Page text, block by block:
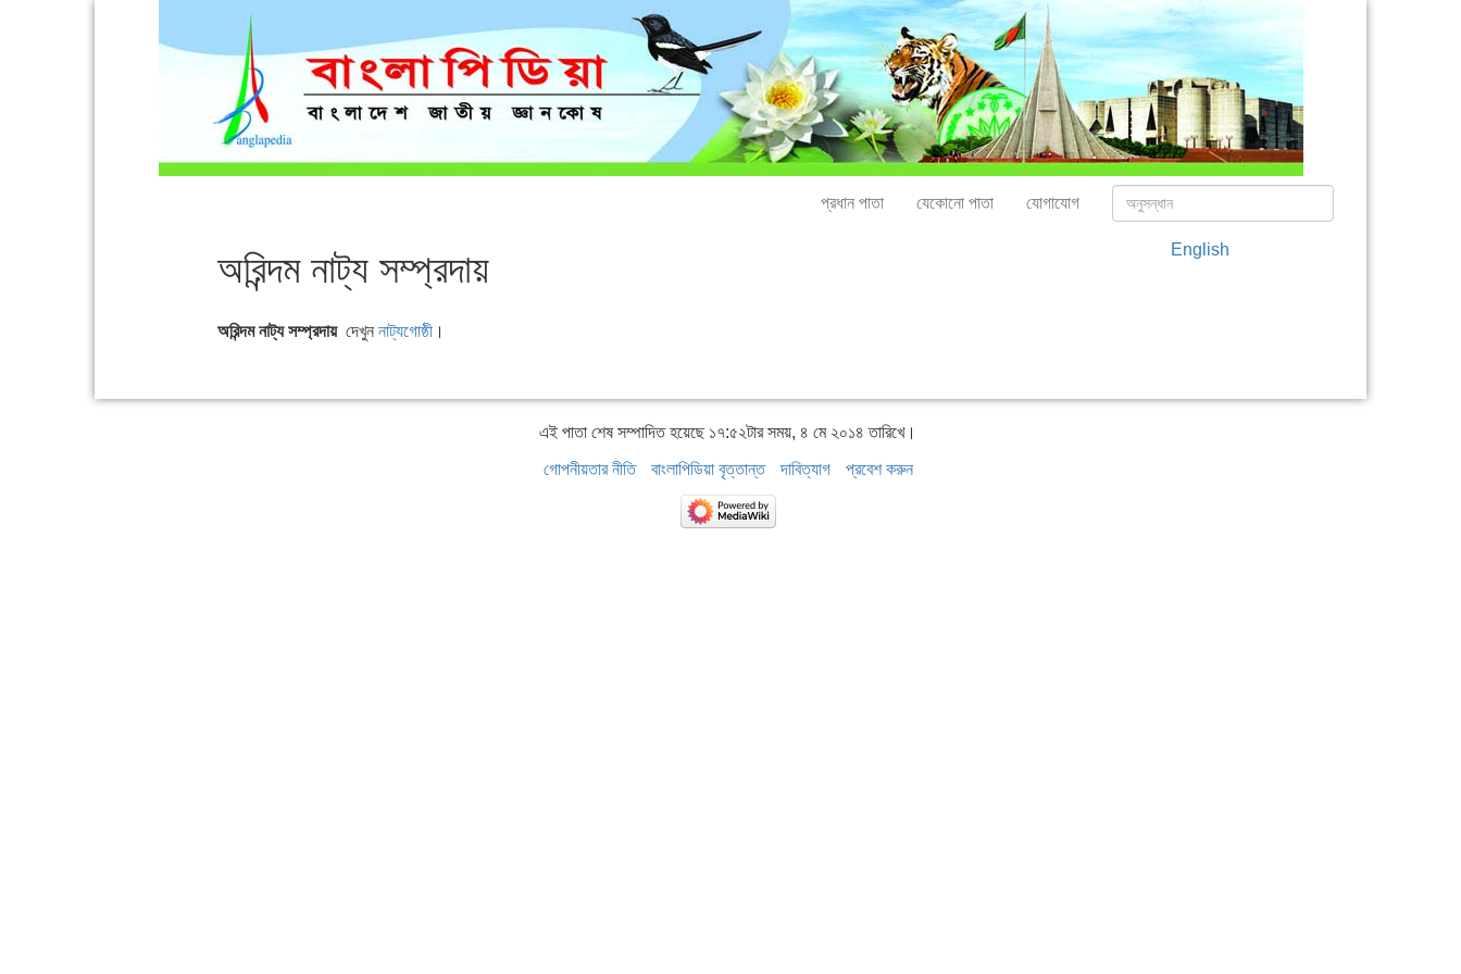
প্রধান পাতা যেকোনো পাতা যোগাযোগ
অরিন্দম নাট্য সম্প্রদায় English
অরিন্দম নাট্য সম্প্রদায়দেখুন নাট্যগোষ্ঠী।
এই পাতা শেষ সম্পাদিত হয়েছে ১৭:৫২টার সময়, ৪ মে ২০১৪ তারিখে।
গোপনীয়তার নীতি
বাংলাপিডিয়া বৃত্তান্ত দাবিত্যাগ প্রবেশ করুন